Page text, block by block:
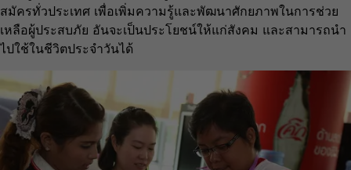
สมัครทั่วประเทศ เพื่อเพิ่มความรู้และพัฒนาศักยภาพในการช่วย
เหลือผู้ประสบภัย อันจะเป็นประโยชน์ให้แก่สังคม และสามารถนำ
ไปใช้ในชีวิตประจำวันได้